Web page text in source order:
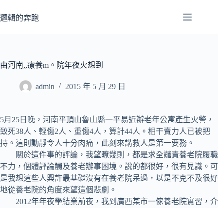
至
容
邏輯的奔跑
由河南,,療養m。院年夜火想到
admin 2015 年 5 月 29 日
5月25日晚，河南平頂山魯山縣一平易近辦老年公寓產生火警，
致死38人、輕傷2人、重傷4人，算計44人。相干賣力人已被把
持。這則動靜令人十分肉痛，此刻來講救人是第一要務。
關於這件事的評論，我望瞭幾則，都是求全譴責養老院履職
不力，個體評論觸及養老辦事困境。說的都很好，很有見識。可
是我想這些人興許最基礎沒有在養老院呆過，以是不克不及很好
地從養老院的角度來望這個悲劇。
2012年年夜學結業前夜，我到廣西某市一傢養老院實習，介